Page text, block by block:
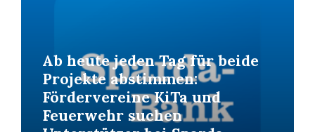
Ab heute jeden Tag für beide
Projekte abstimmen:
Fördervereine KiTa und
Feuerwehr suchen